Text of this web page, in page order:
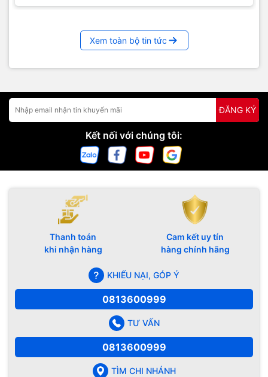
Xem toàn bộ tin tức
ĐĂNG KÝ
Kết nối với chúng tôi:
Thanh toán
khi nhận hàng
Cam kết uy tín
hàng chính hãng
KHIẾU NẠI, GÓP Ý
0813600999
TƯ VẤN
0813600999
TÌM CHI NHÁNH